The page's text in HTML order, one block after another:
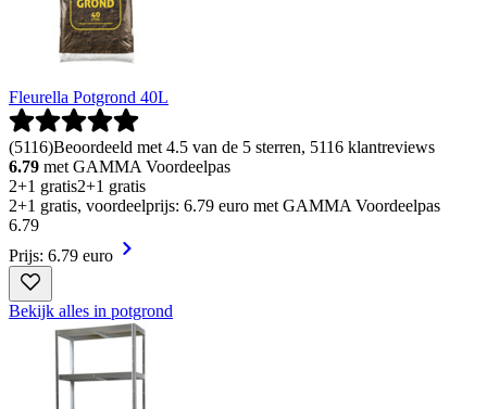
Fleurella Potgrond 40L
(5116)Beoordeeld met 4.5 van de 5 sterren, 5116 klantreviews
6.79 met GAMMA Voordeelpas
2+1 gratis2+1 gratis
2+1 gratis, voordeelprijs: 6.79 euro met GAMMA Voordeelpas
6.79
Prijs: 6.79 euro
Bekijk alles in potgrond